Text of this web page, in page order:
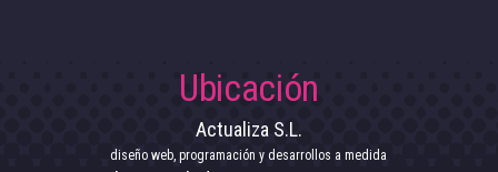
Ubicación
Actualiza S.L.
diseño web, programación y desarrollos a medida